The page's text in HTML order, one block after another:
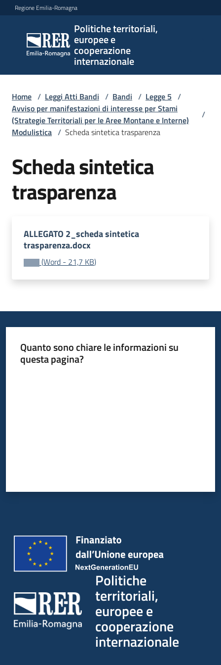
Vai al contenuto
Vai alla navigazione
Vai al footer
Regione Emilia-Romagna
Politiche territoriali,
europee e
cooperazione
internazionale
Politiche
territoriali,
europee e
cooperazione
Argomenti
Novità
Leggi
Atti
Bandi
Menu selezionato
Piani
Home / Leggi Atti Bandi / Bandi / Legge 5 /
Avviso per manifestazioni di interesse per Stami
(Strategie Territoriali per le Aree Montane e Interne)
/
Modulistica / Scheda sintetica trasparenza
Scheda sintetica
trasparenza
ALLEGATO 2_scheda sintetica
trasparenza.docx
(Word - 21,7 KB)
Quanto sono chiare le informazioni su
questa pagina?
Politiche
territoriali,
europee e
cooperazione
internazionale